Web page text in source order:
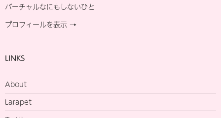
バーチャルなにもしないひと
プロフィールを表示 →
LINKS
About
Larapet